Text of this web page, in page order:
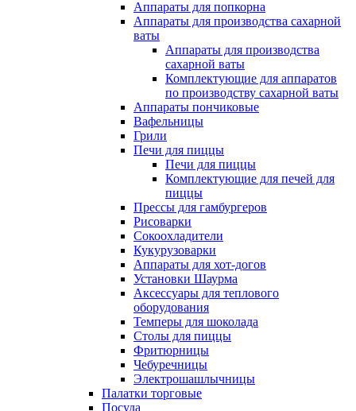
Аппараты для попкорна
Аппараты для производства сахарной
ваты
Аппараты для производства
сахарной ваты
Комплектующие для аппаратов
по производству сахарной ваты
Аппараты пончиковые
Вафельницы
Грили
Печи для пиццы
Печи для пиццы
Комплектующие для печей для
пиццы
Прессы для гамбургеров
Рисоварки
Сокоохладители
Кукурузоварки
Аппараты для хот-догов
Установки Шаурма
Аксессуары для теплового
оборудования
Темперы для шоколада
Столы для пиццы
Фритюрницы
Чебуречницы
Электрошашлычницы
Палатки торговые
Посуда